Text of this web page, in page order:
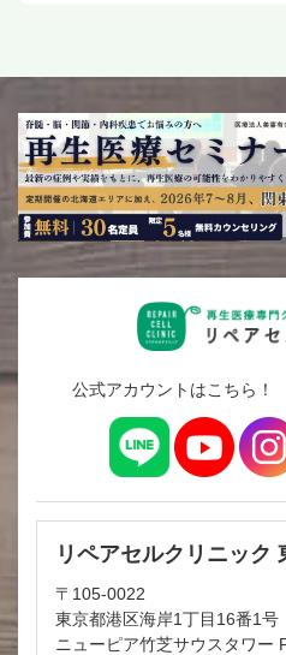
公式アカウントはこちら！
リペアセルクリニック
〒105-0022
東京都港区海岸1丁目16番1号
ニューピア竹芝サウスタワー